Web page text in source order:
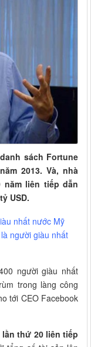
sách Fortune
2013. Và, nhà
năm liên tiếp dẫn
USD.
người giàu nhất
người giàu nhất
trong làng công
tới CEO Facebook
lần thứ 20 liên tiếp